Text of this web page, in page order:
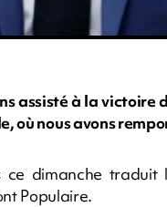
assisté à la victoire
où nous avons
ce dimanche
Populaire.